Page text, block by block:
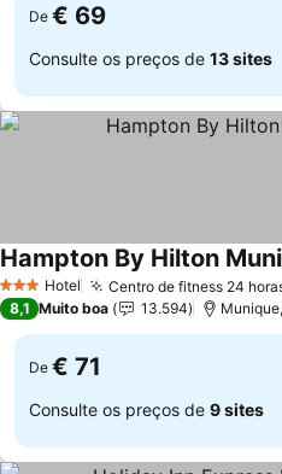
De € 69
Consulte os preços de 13 sites
3 EstrelasHotel Centro de fitness 24
Hampton By Hilton
8,1 Muito boa 13.594
De € 71
Consulte os preços de 9 sites